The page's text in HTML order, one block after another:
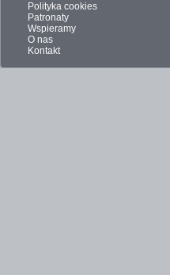
Polityka cookies
Patronaty
Wspieramy
O nas
Kontakt